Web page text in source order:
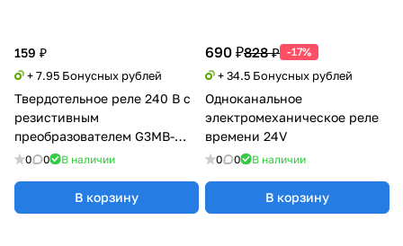
159 ₽
+ 7.95 Бонусных рублей
Твердотельное реле 240 В с
резистивным
преобразователем G3MB-
202P
0 0 В наличии
В корзину
690 ₽828 ₽ -17%
+ 34.5 Бонусных рублей
Одноканальное
электромеханическое реле
времени 24V
0 0 В наличии
В корзину